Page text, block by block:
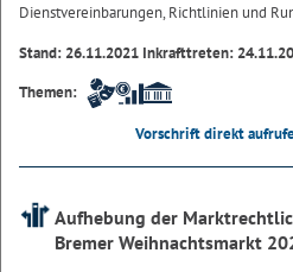
Dienstvereinbarungen, Richtlinien und
Stand: 26.11.2021 Inkrafttreten:
Themen:
Vorschrift direkt
Aufhebung der
Bremer Weihnachtsmarkt